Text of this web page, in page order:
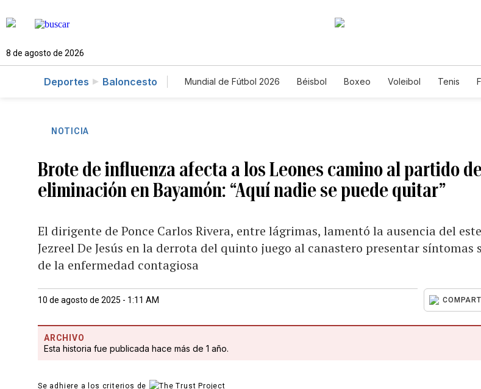
8 de agosto de 2026
Deportes Baloncesto Mundial de Fútbol 2026 Béisbol Boxeo Voleibol Tenis
NOTICIA
Brote de influenza afecta a los Leones camino al partido
eliminación en Bayamón: “Aquí nadie se puede quitar”
El dirigente de Ponce Carlos Rivera, entre lágrimas, lamentó la ausencia del
Jezreel De Jesús en la derrota del quinto juego al canastero presentar síntomas
de la enfermedad contagiosa
10 de agosto de 2025 - 1:11 AM
ARCHIVO
Esta historia fue publicada hace más de 1 año.
Se adhiere a los criterios de